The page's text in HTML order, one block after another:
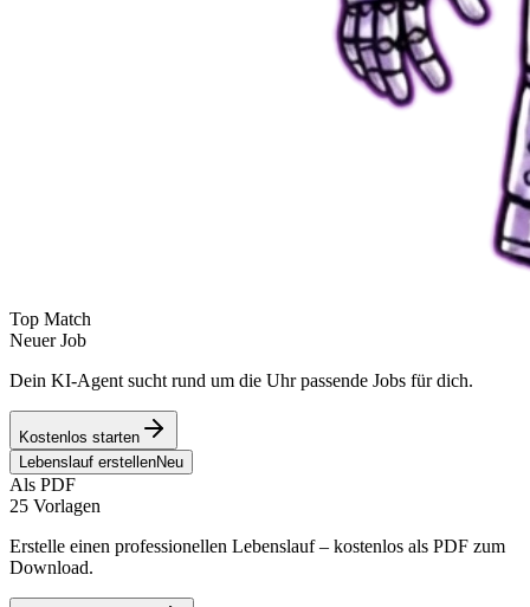
Top Match
Neuer Job
Dein KI-Agent sucht rund um die Uhr passende Jobs für dich.
Kostenlos starten
Lebenslauf erstellenNeu
Als PDF
25 Vorlagen
Erstelle einen professionellen Lebenslauf – kostenlos als PDF zum
Download.